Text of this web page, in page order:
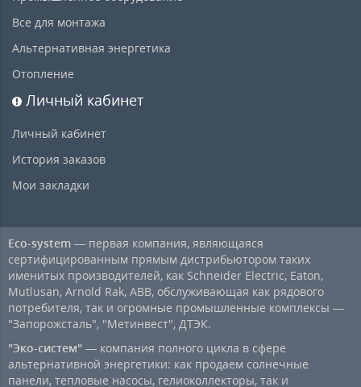
Все для монтажа
Альтернативная энергетика
Отопление
Личный кабинет
Личный кабинет
История заказов
Мои закладки
Eco-system — первая компания, являющаяся
сертифицированным прямым дистрибьютором таких
именитых производителей, как Schneider Electric, Eaton,
Mutlusan, Arnold Rak, ABB, обслуживающая как рядового
потребителя, так и огромные промышленные комплексы —
"Запорожсталь", "Метинвест", ДТЭК.
"Эко-систем" — компания полного цикла в сфере
альтернативной энергетики: как продаем солнечные
панели, тепловые насосы, гелиоколлекторы, так и